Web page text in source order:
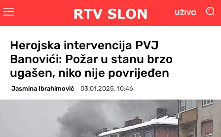
UŽIVO
Herojska intervencija PVJ
Banovići: Požar u stanu brzo
ugašen, niko nije povrijeđen
Jasmina Ibrahimović 03.01.2025. 10:46